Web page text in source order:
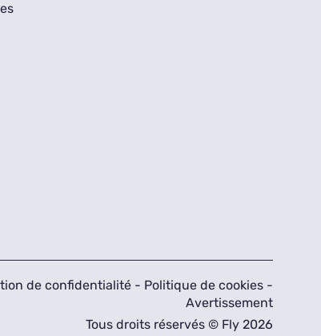
de confidentialité - Politique de cookies -
Avertissement
Tous droits réservés © Fly 2026